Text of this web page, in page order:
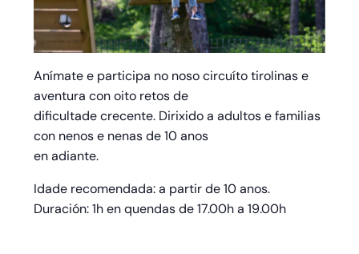
Anímate e participa no noso circuíto tirolinas e
aventura con oito retos de
dificultade crecente. Dirixido a adultos e familias
con nenos e nenas de 10 anos
en adiante.
Idade recomendada: a partir de 10 anos.
Duración: 1h en quendas de 17.00h a 19.00h